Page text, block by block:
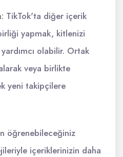
TikTok'ta diğer içerik
yapmak, kitlenizi
olabilir. Ortak
veya birlikte
yeni takipçilere
öğrenebileceğiniz
içeriklerinizin daha